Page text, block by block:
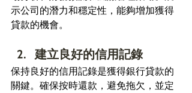
示公司的潛力和穩定性，能夠增加獲得
貸款的機會。
建立良好的信用記錄
保持良好的信用記錄是獲得銀行貸款的
關鍵。確保按時還款，避免拖欠，並定